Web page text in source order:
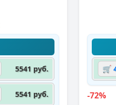
5541 руб.
5541 руб.
🛒
-72%